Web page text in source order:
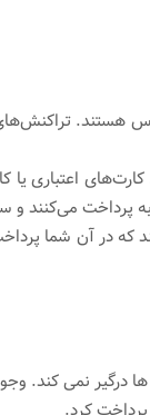
هستند.
اعتباری یا
پرداخت می‌کنند
در آن شما
درگیر نمی کند.